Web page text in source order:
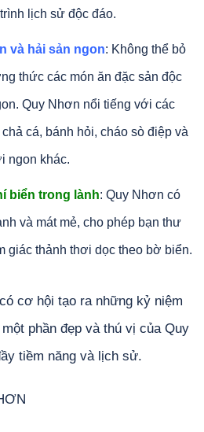
lịch sử độc đáo.
và hải sản ngon: Không thể bỏ
thức các món ăn đặc sản độc
Quy Nhơn nổi tiếng với các
cá, bánh hỏi, cháo sò điệp và
ngon khác.
biển trong lành: Quy Nhơn có
và mát mẻ, cho phép bạn thư
giác thảnh thơi dọc theo bờ biển.
cơ hội tạo ra những kỷ niệm
phần đẹp và thú vị của Quy
tiềm năng và lịch sử.